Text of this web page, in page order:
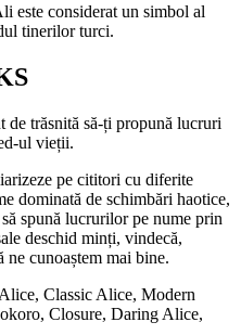
este considerat un simbol al
tinerilor turci.
trăsnită să-ți propună lucruri
ul vieții.
pe cititori cu diferite
dominată de schimbări haotice,
spună lucrurilor pe nume prin
deschid minți, vindecă,
ne cunoaștem mai bine.
Classic Alice, Modern
Closure, Daring Alice,